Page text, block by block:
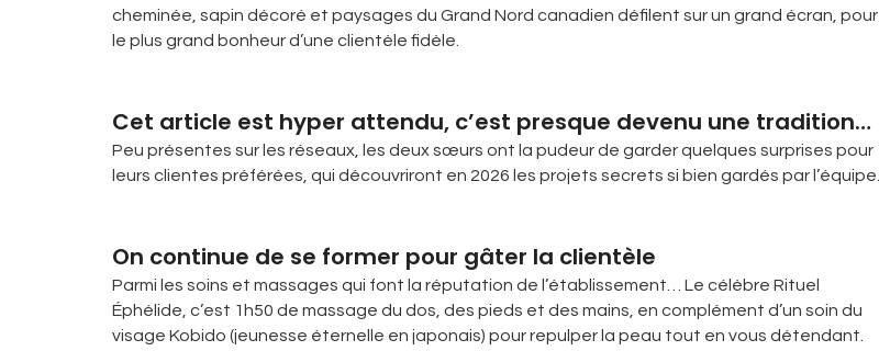
cheminée, sapin décoré et paysages du Grand Nord canadien défilent sur un grand écran, pour
le plus grand bonheur d’une clientèle fidèle.
Cet article est hyper attendu, c’est presque devenu une tradition…
Peu présentes sur les réseaux, les deux sœurs ont la pudeur de garder quelques surprises pour
leurs clientes préférées, qui découvriront en 2026 les projets secrets si bien gardés par l’équipe.
On continue de se former pour gâter la clientèle
Parmi les soins et massages qui font la réputation de l’établissement… Le célèbre Rituel
Éphélide, c’est 1h50 de massage du dos, des pieds et des mains, en complément d’un soin du
visage Kobido (jeunesse éternelle en japonais) pour repulper la peau tout en vous détendant.